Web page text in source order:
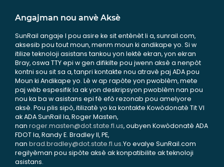
Angajman nou anvè Aksè
SunRail angaje l pou asire ke sit entènèt li a, sunrail.com,
aksesib pou tout moun, menm moun ki andikape yo. Si w
itilize teknoloji asistans tankou yon lektè ekran, yon ekran
Bray, oswa TTY epi w gen difikilte pou jwenn aksè a nenpòt
kontni sou sit sa a, tanpri kontakte nou atravè paj ADA pou
Moun ki Andikape yo. Lè w ap rapòte yon pwoblèm, mete
paj wèb espesifik la ak yon deskripsyon pwoblèm nan pou
nou ka ba w asistans epi fè efò rezonab pou amelyore
aksè. Pou plis sipò, itilizatè yo ka kontakte Kowòdonatè Tit VI
ak ADA SunRail la, Roger Masten,
nan roger.masten@dot.state.fl.us, oubyen Kowòdonatè ADA
FDOT la, Randy E. Bradley II, PE,
nan brad.bradley@dot.state.fl.us.Yo evalye SunRail.com
regilyèman pou sipòte aksè ak konpatibilite ak teknoloji
asistans.